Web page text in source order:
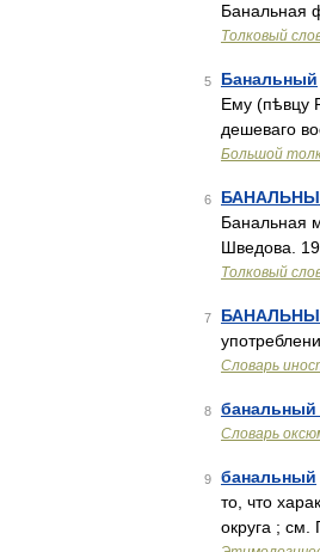
Банальная
Толковый
5 Банальный
Ему (пѣвцу
дешеваго
Большой
6
Банальная
Шведова.
Толковый
7
Словарь
8 банальный
Словарь
9 банальный
то, что
округа ; см.